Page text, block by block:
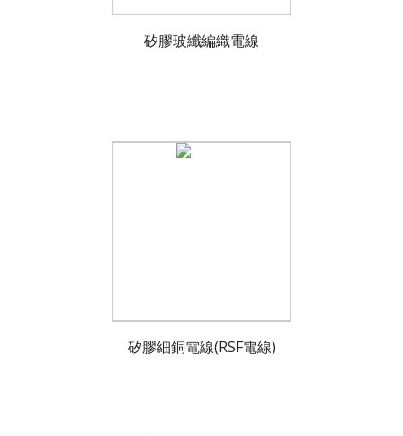
矽膠玻纖編織電線
矽膠細銅電線(RSF電線)